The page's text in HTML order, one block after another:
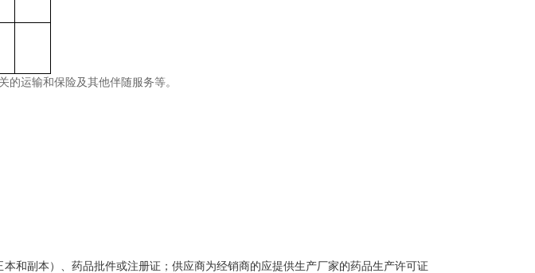
运输和保险及其他伴随服务等。
和副本）、药品批件或注册证；供应商为经销商的应提供生产厂家的药品生产许可证